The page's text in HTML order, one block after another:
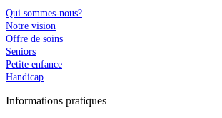
Qui sommes-nous?
Notre vision
Offre de soins
Seniors
Petite enfance
Handicap
Informations pratiques